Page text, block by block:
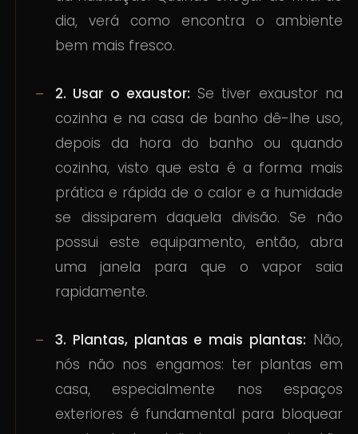
dia, verá como encontra o ambiente
bem mais fresco.
2. Usar o exaustor: Se tiver exaustor na
cozinha e na casa de banho dê-lhe uso,
depois da hora do banho ou quando
cozinha, visto que esta é a forma mais
prática e rápida de o calor e a humidade
se dissiparem daquela divisão. Se não
possui este equipamento, então, abra
uma janela para que o vapor saia
rapidamente.
3. Plantas, plantas e mais plantas: Não,
nós não nos engamos: ter plantas em
casa, especialmente nos espaços
exteriores é fundamental para bloquear